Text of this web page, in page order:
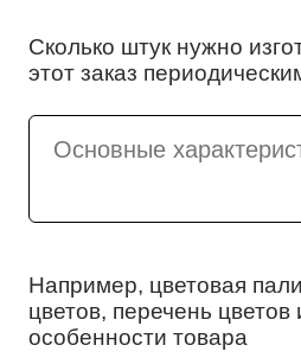
Сколько штук нужно
этот заказ
Например, цветовая
цветов, перечень цветов
особенности товара